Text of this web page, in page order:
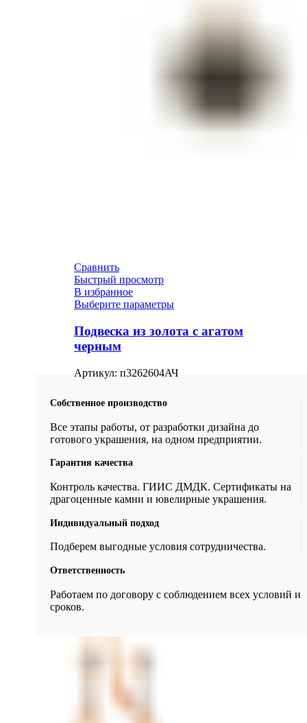
Сравнить
Быстрый просмотр
В избранное
Выберите параметры
Подвеска из золота с агатом
черным
Артикул: п3262604АЧ
Собственное производство
Все этапы работы, от разработки дизайна до
готового украшения, на одном предприятии.
Гарантия качества
Контроль качества. ГИИС ДМДК. Сертификаты на
драгоценные камни и ювелирные украшения.
Индивидуальный подход
Подберем выгодные условия сотрудничества.
Ответственность
Работаем по договору с соблюдением всех условий и
сроков.